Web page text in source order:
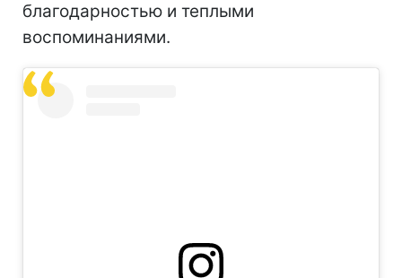
благодарностью и теплыми
воспоминаниями.